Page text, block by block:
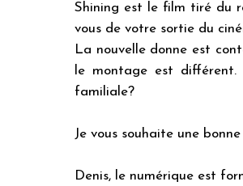
Shining est le film tiré du
vous de votre sortie du
La nouvelle donne est
le montage est différent.
familiale?
Je vous souhaite une
Denis, le numérique est